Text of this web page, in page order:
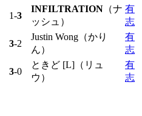
1-3
INFILTRATION （ナ
ッシュ）
有
志
3-2
Justin Wong（かり
ん）
有
志
3-0
ときど [L]（リュ
ウ）
有
志